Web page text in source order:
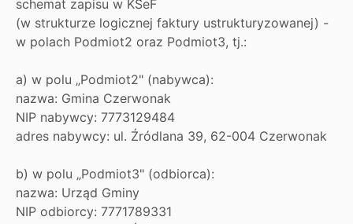
schemat zapisu w KSeF
(w strukturze logicznej faktury ustrukturyzowanej) -
w polach Podmiot2 oraz Podmiot3, tj.:
a) w polu „Podmiot2" (nabywca):
nazwa: Gmina Czerwonak
NIP nabywcy: 7773129484
adres nabywcy: ul. Źródlana 39, 62-004 Czerwonak
b) w polu „Podmiot3" (odbiorca):
nazwa: Urząd Gminy
NIP odbiorcy: 7771789331